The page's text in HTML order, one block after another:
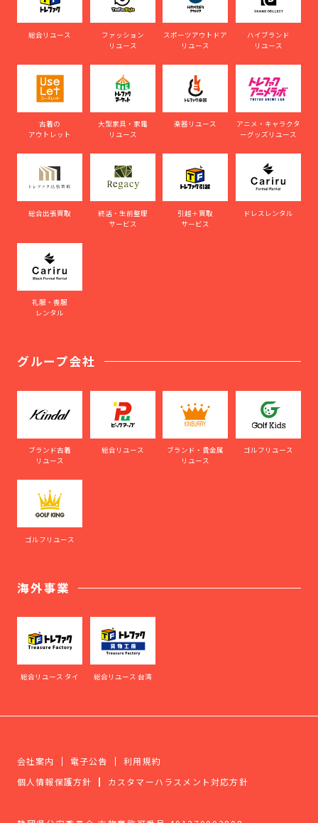
総合リユース
ファッション
リユース
スポーツアウトドア
リユース
ハイブランド
リユース
古着の
アウトレット
大型家具・家電
リユース
楽器リユース
アニメ・キャラクタ
ーグッズリユース
総合出張買取
終活・生前整理
サービス
引越＋買取
サービス
ドレスレンタル
礼服・喪服
レンタル
グループ会社
ブランド古着
リユース
総合リユース
ブランド・貴金属
リユース
ゴルフリユース
ゴルフリユース
海外事業
総合リユース タイ 総合リユース 台湾
会社案内 電子公告
利用規約
個人情報保護方針
カスタマーハラスメント対応方針